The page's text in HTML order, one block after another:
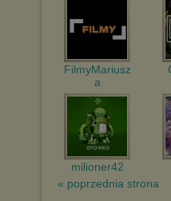
FilmyMariusz
a
milioner42
« poprzednia strona